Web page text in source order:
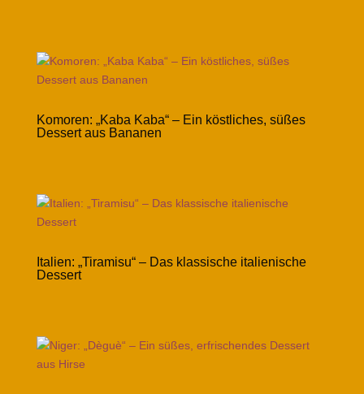
Komoren: „Kaba Kaba“ – Ein köstliches, süßes
Dessert aus Bananen
Italien: „Tiramisu“ – Das klassische italienische
Dessert